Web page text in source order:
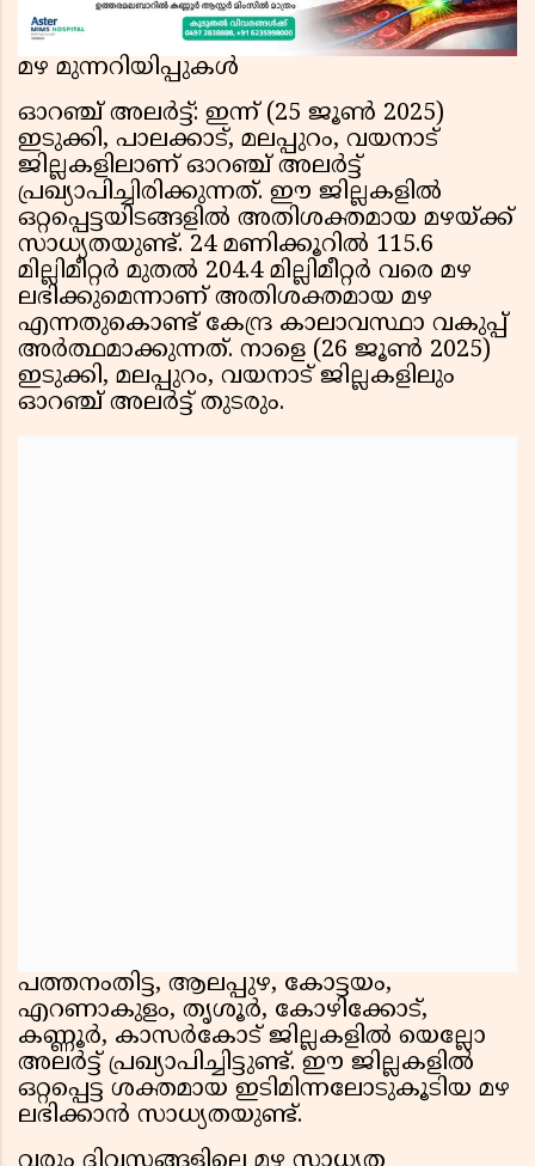
മഴ മുന്നറിയിപ്പുകൾ
ഓറഞ്ച് അലർട്ട്: ഇന്ന് (25 ജൂൺ 2025)
ഇടുക്കി, പാലക്കാട്, മലപ്പുറം, വയനാട്
ജില്ലകളിലാണ് ഓറഞ്ച് അലർട്ട്
പ്രഖ്യാപിച്ചിരിക്കുന്നത്. ഈ ജില്ലകളിൽ
ഒറ്റപ്പെട്ടയിടങ്ങളിൽ അതിശക്തമായ മഴയ്ക്ക്
സാധ്യതയുണ്ട്. 24 മണിക്കൂറിൽ 115.6
മില്ലിമീറ്റർ മുതൽ 204.4 മില്ലിമീറ്റർ വരെ മഴ
ലഭിക്കുമെന്നാണ് അതിശക്തമായ മഴ
എന്നതുകൊണ്ട് കേന്ദ്ര കാലാവസ്ഥാ വകുപ്പ്
അർത്ഥമാക്കുന്നത്. നാളെ (26 ജൂൺ 2025)
ഇടുക്കി, മലപ്പുറം, വയനാട് ജില്ലകളിലും
ഓറഞ്ച് അലർട്ട് തുടരും.
പത്തനംതിട്ട, ആലപ്പുഴ, കോട്ടയം,
എറണാകുളം, തൃശൂർ, കോഴിക്കോട്,
കണ്ണൂർ, കാസർകോട് ജില്ലകളിൽ യെല്ലോ
അലർട്ട് പ്രഖ്യാപിച്ചിട്ടുണ്ട്. ഈ ജില്ലകളിൽ
ഒറ്റപ്പെട്ട ശക്തമായ ഇടിമിന്നലോടുകൂടിയ മഴ
ലഭിക്കാൻ സാധ്യതയുണ്ട്.